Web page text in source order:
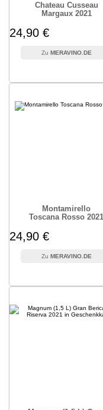
Chateau Cusseau
Margaux 2021
24,90 €
MERAVINO.DE
Montamirello
Toscana Rosso 2021
24,90 €
MERAVINO.DE